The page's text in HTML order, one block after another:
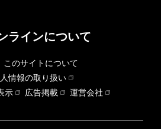
ラインについて
このサイトについて
情報の取り扱い
示
広告掲載
運営会社